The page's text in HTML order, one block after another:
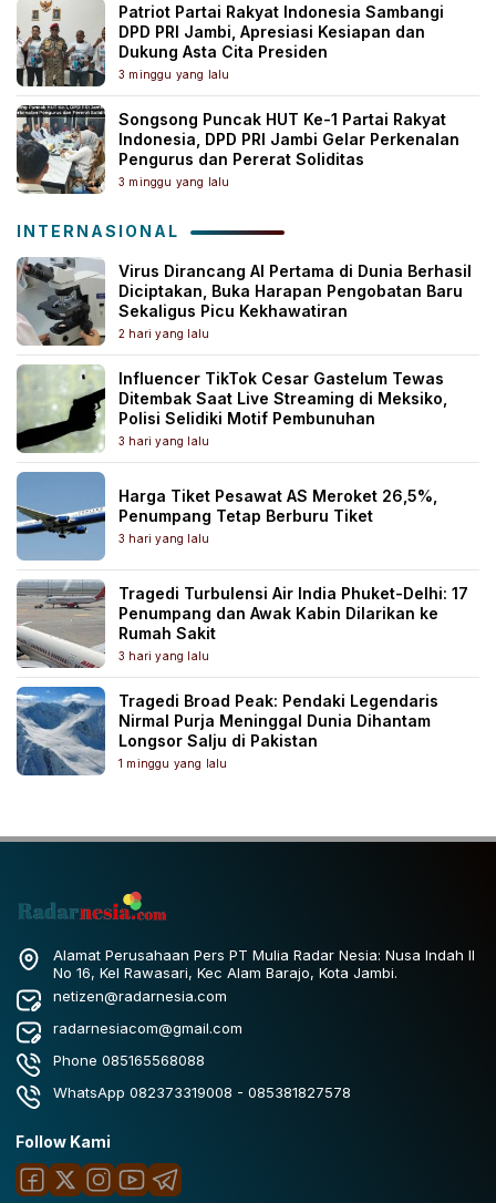
Patriot Partai Rakyat Indonesia Sambangi
DPD PRI Jambi, Apresiasi Kesiapan dan
Dukung Asta Cita Presiden
3 minggu yang lalu
Songsong Puncak HUT Ke-1 Partai Rakyat
Indonesia, DPD PRI Jambi Gelar Perkenalan
Pengurus dan Pererat Soliditas
3 minggu yang lalu
INTERNASIONAL
Virus Dirancang AI Pertama di Dunia Berhasil
Diciptakan, Buka Harapan Pengobatan Baru
Sekaligus Picu Kekhawatiran
2 hari yang lalu
Influencer TikTok Cesar Gastelum Tewas
Ditembak Saat Live Streaming di Meksiko,
Polisi Selidiki Motif Pembunuhan
3 hari yang lalu
Harga Tiket Pesawat AS Meroket 26,5%,
Penumpang Tetap Berburu Tiket
3 hari yang lalu
Tragedi Turbulensi Air India Phuket-Delhi: 17
Penumpang dan Awak Kabin Dilarikan ke
Rumah Sakit
3 hari yang lalu
Tragedi Broad Peak: Pendaki Legendaris
Nirmal Purja Meninggal Dunia Dihantam
Longsor Salju di Pakistan
1 minggu yang lalu
Alamat Perusahaan Pers PT Mulia Radar Nesia: Nusa Indah II
No 16, Kel Rawasari, Kec Alam Barajo, Kota Jambi.
netizen@radarnesia.com
radarnesiacom@gmail.com
Phone 085165568088
WhatsApp 082373319008 - 085381827578
Follow Kami